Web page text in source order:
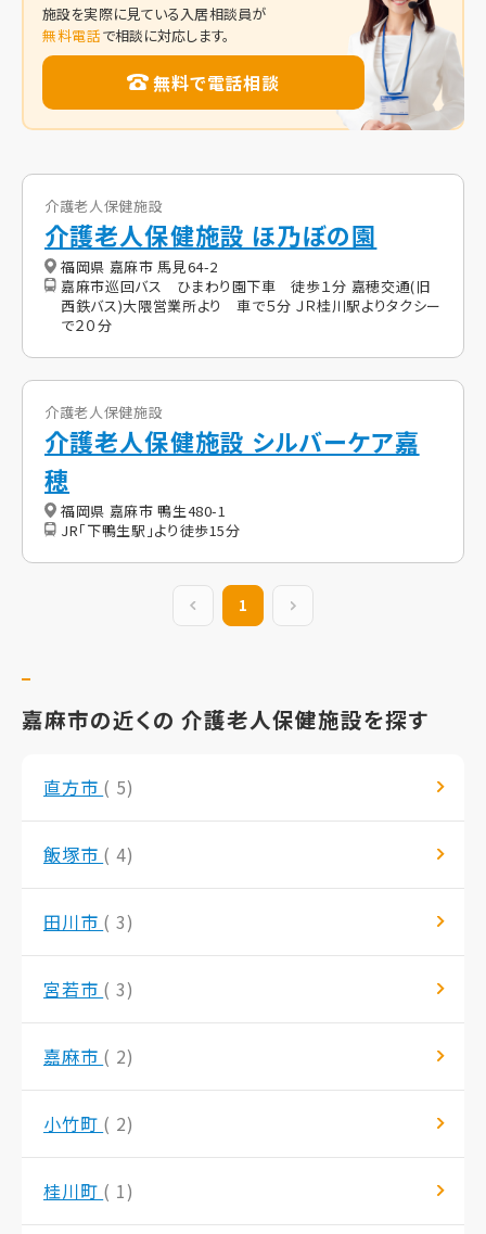
施設を実際に見ている入居相談員が
無料電話で相談に対応します。
無料で電話相談
介護老人保健施設
介護老人保健施設 ほ乃ぼの園
福岡県 嘉麻市 馬見64-2
嘉麻市巡回バス ひまわり園下車 徒歩１分 嘉穂交通(旧
西鉄バス)大隈営業所より 車で５分 ＪＲ桂川駅よりタクシー
で２０分
介護老人保健施設
介護老人保健施設 シルバーケア嘉
穂
福岡県 嘉麻市 鴨生480-1
JR「下鴨生駅」より徒歩15分
前の20件
1
嘉麻市の近くの 介護老人保健施設を探す
直方市 ( 5)
飯塚市 ( 4)
田川市 ( 3)
宮若市 ( 3)
嘉麻市 ( 2)
小竹町 ( 2)
桂川町 ( 1)